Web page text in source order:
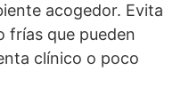
acogedor. Evita
frías que pueden
clínico o poco